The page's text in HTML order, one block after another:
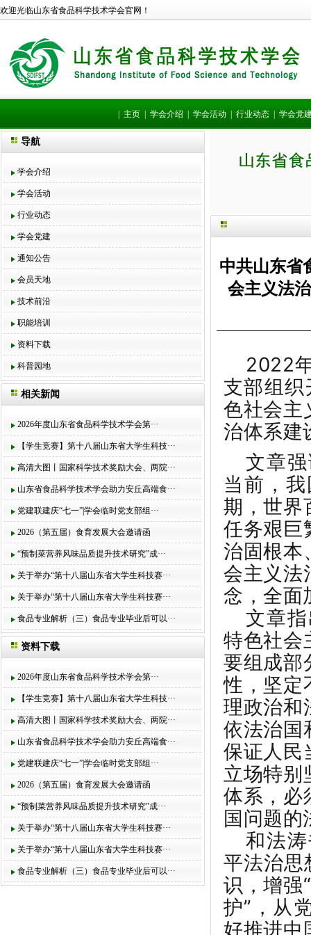
欢迎光临山东省食品科学技术学会官网！
主页| 学会介绍 学会活动 行业动态| 学会党
导航
学会介绍
学会活动
行业动态
学会党建
通知公告
会员天地
技术前沿
职能培训
资料下载
科普园地
相关新闻
2026年度山东省食品科学技术学会第···
【学生竞赛】第十八届山东省大学生科技···
高清大图丨国家科学技术奖励大会、两院···
山东省食品科学技术学会助力安丘高端食···
党建联建庆“七一”|学会临时党支部组···
2026（第五届）食育发展大会邀请函
“预制菜营养风味品质提升技术研究”成···
关于举办“第十八届山东省大学生科技赛···
关于举办“第十八届山东省大学生科技赛···
食品专业解析（三）食品专业毕业后可以···
资料下载
2026年度山东省食品科学技术学会第···
【学生竞赛】第十八届山东省大学生科技···
高清大图丨国家科学技术奖励大会、两院···
山东省食品科学技术学会助力安丘高端食···
党建联建庆“七一”|学会临时党支部组···
2026（第五届）食育发展大会邀请函
“预制菜营养风味品质提升技术研究”成···
关于举办“第十八届山东省大学生科技赛···
关于举办“第十八届山东省大学生科技赛···
食品专业解析（三）食品专业毕业后可以···
中共山东省
会主义法
2022
支部组
色社会主
治体系建
文章
当前，
期，世界
任务艰巨
治固根本
会主义法
念，全面
文章
特色社会
要组成部
性，坚定
理政治和
依法治国
保证人民
立场特别
体系，必
国问题的
和法
平法治思
识，增强
护”，从
好推进中